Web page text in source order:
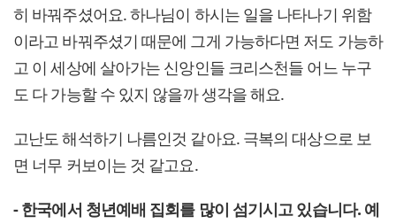
히 바꿔주셨어요. 하나님이 하시는 일을 나타나기 위함
이라고 바꿔주셨기 때문에 그게 가능하다면 저도 가능하
고 이 세상에 살아가는 신앙인들 크리스천들 어느 누구
도 다 가능할 수 있지 않을까 생각을 해요.
고난도 해석하기 나름인것 같아요. 극복의 대상으로 보
면 너무 커보이는 것 같고요.
- 한국에서 청년예배 집회를 많이 섬기시고 있습니다. 예